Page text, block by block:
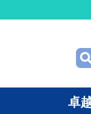
卓